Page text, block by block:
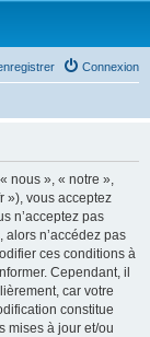
Connexion
nous », « notre »,
»), vous acceptez
n’acceptez pas
alors n’accédez pas
ces conditions à
Cependant, il
car votre
constitue
mises à jour et/ou